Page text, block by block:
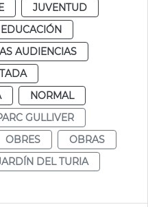
JUVENTUD
EDUCACIÓN
AUDIENCIAS
NORMAL
GULLIVER
OBRES
OBRAS
DEL TURIA